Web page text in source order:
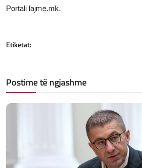
Portali lajme.mk.
Etiketat:
Postime të ngjashme